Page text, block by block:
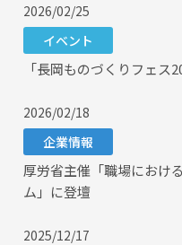
2026/02/25
イベント
「長岡ものづくりフェス
2026/02/18
企業情報
厚労省主催「職場におけ
ム」に登壇
2025/12/17